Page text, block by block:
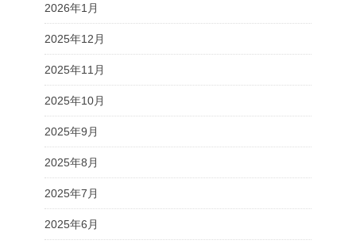
2026年1月
2025年12月
2025年11月
2025年10月
2025年9月
2025年8月
2025年7月
2025年6月